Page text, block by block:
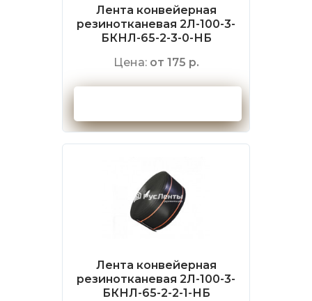
Лента конвейерная
резинотканевая 2Л-100-3-
БКНЛ-65-2-3-0-НБ
Цена: от 175 р.
Лента конвейерная
резинотканевая 2Л-100-3-
БКНЛ-65-2-2-1-НБ